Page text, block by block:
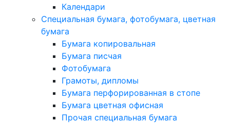
Календари
Специальная бумага, фотобумага, цветная
бумага
Бумага копировальная
Бумага писчая
Фотобумага
Грамоты, дипломы
Бумага перфорированная в стопе
Бумага цветная офисная
Прочая специальная бумага